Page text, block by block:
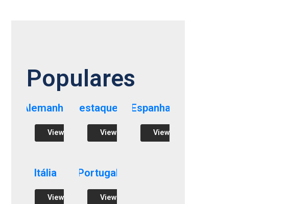
Populares
Alemanha
View
Destaques
View
Espanha
View
Itália
View
Portugal
View